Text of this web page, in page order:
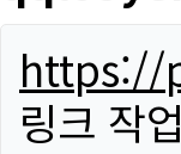
https://
링크 작